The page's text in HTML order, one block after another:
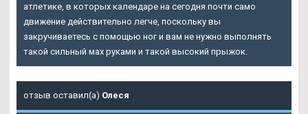
атлетике, в которых календаре на сегодня почти само
движение действительно легче, поскольку вы
закручиваетесь с помощью ног и вам не нужно выполнять
такой сильный мах руками и такой высокий прыжок.
отзыв оставил(а) Олеся